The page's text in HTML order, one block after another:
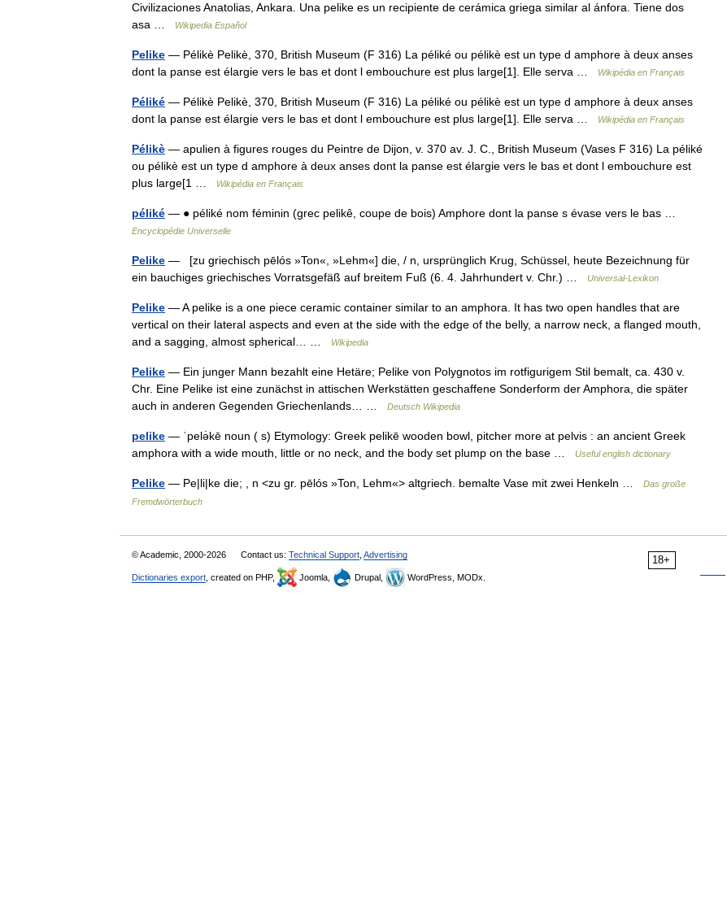
Civilizaciones Anatolias, Ankara. Una pelike es un recipiente de cerámica griega similar al ánfora. Tiene dos
asa …
Wikipedia Español
Pelike — Pélikè Pelikè, 370, British Museum (F 316) La péliké ou pélikè est un type d amphore à deux anses
dont la panse est élargie vers le bas et dont l embouchure est plus large[1]. Elle serva …
Wikipédia en Français
Péliké — Pélikè Pelikè, 370, British Museum (F 316) La péliké ou pélikè est un type d amphore à deux anses
dont la panse est élargie vers le bas et dont l embouchure est plus large[1]. Elle serva …
Wikipédia en Français
Pélikè — apulien à figures rouges du Peintre de Dijon, v. 370 av. J. C., British Museum (Vases F 316) La péliké
ou pélikè est un type d amphore à deux anses dont la panse est élargie vers le bas et dont l embouchure est
plus large[1 …
Wikipédia en Français
péliké — ● péliké nom féminin (grec pelikê, coupe de bois) Amphore dont la panse s évase vers le bas …
Encyclopédie Universelle
Pelike — [zu griechisch pēlós »Ton«, »Lehm«] die, / n, ursprünglich Krug, Schüssel, heute Bezeichnung für
ein bauchiges griechisches Vorratsgefäß auf breitem Fuß (6. 4. Jahrhundert v. Chr.) …
Universal-Lexikon
Pelike — A pelike is a one piece ceramic container similar to an amphora. It has two open handles that are
vertical on their lateral aspects and even at the side with the edge of the belly, a narrow neck, a flanged mouth,
and a sagging, almost spherical… …
Wikipedia
Pelike — Ein junger Mann bezahlt eine Hetäre; Pelike von Polygnotos im rotfigurigem Stil bemalt, ca. 430 v.
Chr. Eine Pelike ist eine zunächst in attischen Werkstätten geschaffene Sonderform der Amphora, die später
auch in anderen Gegenden Griechenlands… …
Deutsch Wikipedia
pelike — ˈpelə̇kē noun ( s) Etymology: Greek pelikē wooden bowl, pitcher more at pelvis : an ancient Greek
amphora with a wide mouth, little or no neck, and the body set plump on the base …
Useful english dictionary
Pelike — Pe|li|ke die; , n <zu gr. pēlós »Ton, Lehm«> altgriech. bemalte Vase mit zwei Henkeln …
Das große
Fremdwörterbuch
18+
© Academic, 2000-2026 Contact us: Technical Support Advertising
Dictionaries export , created on PHP, Joomla, Drupal, WordPress, MODx.